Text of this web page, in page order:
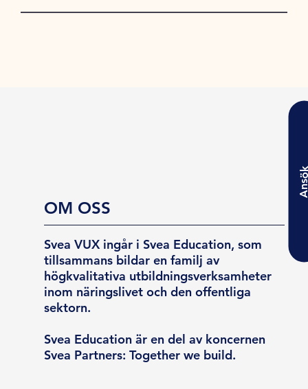
OM OSS
Svea VUX ingår i Svea Education, som
tillsammans bildar en familj av
högkvalitativa utbildningsverksamheter
inom näringslivet och den offentliga
sektorn.
Svea Education är en del av koncernen
Svea Partners: Together we build.